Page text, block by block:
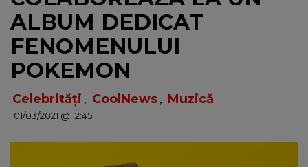
CÂȘTIGĂ
HOT 30
DANCEFLOOR CHART
ALBUM DEDICAT
FENOMENULUI
POKEMON
Celebrități , CoolNews, Muzică
01/03/2021 @ 12:45